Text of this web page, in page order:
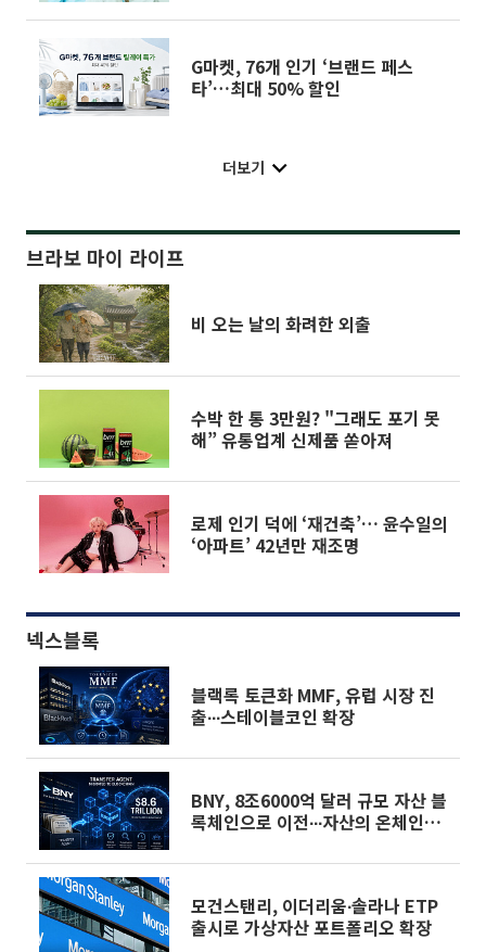
G마켓, 76개 인기 ‘브랜드 페스
타’…최대 50% 할인
더보기
브라보 마이 라이프
비 오는 날의 화려한 외출
수박 한 통 3만원? "그래도 포기 못
해” 유통업계 신제품 쏟아져
로제 인기 덕에 ‘재건축’… 윤수일의
‘아파트’ 42년만 재조명
넥스블록
블랙록 토큰화 MMF, 유럽 시장 진
출∙∙∙스테이블코인 확장
BNY, 8조6000억 달러 규모 자산 블
록체인으로 이전∙∙∙자산의 온체인화
모건스탠리, 이더리움∙솔라나 ETP
출시로 가상자산 포트폴리오 확장